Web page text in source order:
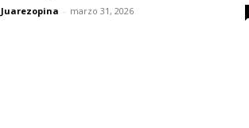
Juarezopina - marzo 31, 2026